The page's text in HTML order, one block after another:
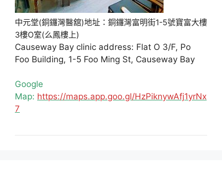
中元堂(銅鑼灣醫舘)地址：銅鑼灣富明街1-5號寶富大樓
3樓O室(么鳳樓上)
Causeway Bay clinic address: Flat O 3/F, Po
Foo Building, 1-5 Foo Ming St, Causeway Bay
Google
Map: https://maps.app.goo.gl/HzPiknywAfj1yrNx
7